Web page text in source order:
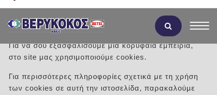
40Χ40 ΚΟΚΚΙΝΟ
Αποδοχή Cookies
Για να σου εξασφαλίσουμε μια κορυφαία εμπειρία,
στο site μας χρησιμοποιούμε cookies.
Για περισσότερες πληροφορίες σχετικά με τη χρήση
των cookies σε αυτή την ιστοσελίδα, παρακαλούμε